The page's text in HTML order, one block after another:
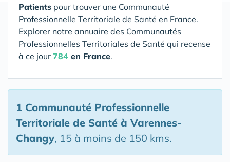
Patients pour trouver une Communauté
Professionnelle Territoriale de Santé en France.
Explorer notre annuaire des Communautés
Professionnelles Territoriales de Santé qui recense
à ce jour 784 en France.
1 Communauté Professionnelle
Territoriale de Santé à Varennes-
Changy, 15 à moins de 150 kms.